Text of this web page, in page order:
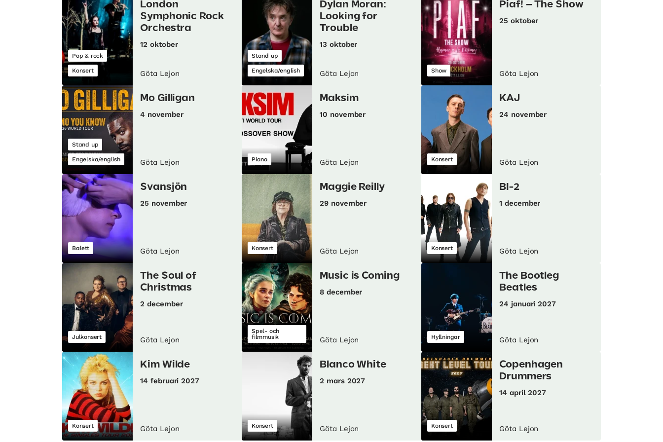
Pop & rock
Konsert
London
Symphonic Rock
Orchestra
12 oktober
Göta Lejon
Stand up
Engelska/english
Dylan Moran:
Looking for
Trouble
13 oktober
Göta Lejon Show
Piaf! – The Show
25 oktober
Göta Lejon
Stand up
Engelska/english
Mo Gilligan
4 november
Göta Lejon Piano
Maksim
10 november
Göta Lejon Konsert
KAJ
24 november
Göta Lejon
Balett
Svansjön
25 november
Göta Lejon Konsert
Maggie Reilly
29 november
Göta Lejon Konsert
BI-2
1 december
Göta Lejon
Julkonsert
The Soul of
Christmas
2 december
Göta Lejon
Spel- och
filmmusik
Music is Coming
8 december
Göta Lejon Hyllningar
The Bootleg
Beatles
24 januari 2027
Göta Lejon
Konsert
Kim Wilde
14 februari 2027
Göta Lejon Konsert
Blanco White
2 mars 2027
Göta Lejon Konsert
Copenhagen
Drummers
14 april 2027
Göta Lejon